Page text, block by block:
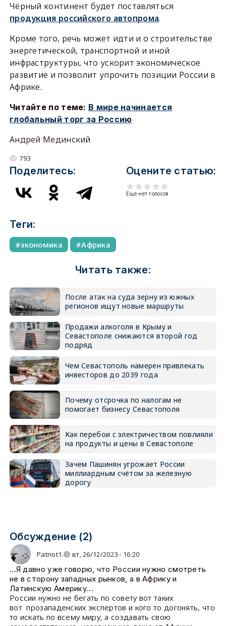
Чёрный континент будет поставляться
продукция российского автопрома.
Кроме того, речь может идти и о строительстве
энергетической, транспортной и иной
инфраструктуры, что ускорит экономическое
развитие и позволит упрочить позиции России в
Африке.
Читайте по теме: В мире начинается
глобальный торг за Россию
Андрей Мединский
793
Поделитесь: Оцените статью:
Еще нет голосов
Теги:
экономика Африка
Читать также:
После атак на суда зерну из южных
регионов ищут новые маршруты
Продажи алкоголя в Крыму и
Севастополе снижаются второй год
подряд
Чем Севастополь намерен привлекать
инвесторов до 2039 года
Почему отсрочка по налогам не
помогает бизнесу Севастополя
Как перебои с электричеством повлияли
на продукты и цены в Севастополе
Зачем Пашинян угрожает России
миллиардным счётом за железную
дорогу
Обсуждение (2)
Patriot1. вт, 26/12/2023 - 16:20
...Я давно уже говорю, что России нужно смотреть
не в сторону западных рынков, а в Африку и
Латинскую Америку...
России нужно не бегать по совету вот таких
вот прозападенских экспертов и кого то догонять, что
то искать по всему миру, а создавать свою